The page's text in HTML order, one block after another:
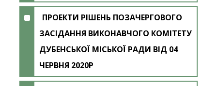
ПРОЕКТИ РІШЕНЬ ПОЗАЧЕРГОВОГО
ЗАСІДАННЯ ВИКОНАВЧОГО КОМІТЕТУ
ДУБЕНСЬКОЇ МІСЬКОЇ РАДИ ВІД 04
ЧЕРВНЯ 2020Р